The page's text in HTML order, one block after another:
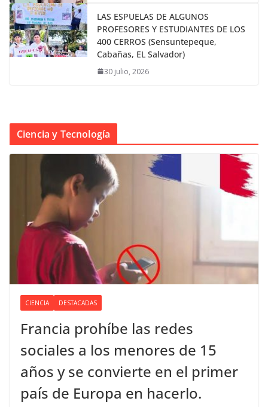
LAS ESPUELAS DE ALGUNOS
PROFESORES Y ESTUDIANTES DE LOS
400 CERROS (Sensuntepeque,
Cabañas, EL Salvador)
30 julio, 2026
Ciencia y Tecnología
CIENCIA DESTACADAS
Francia prohíbe las redes
sociales a los menores de 15
años y se convierte en el primer
país de Europa en hacerlo.